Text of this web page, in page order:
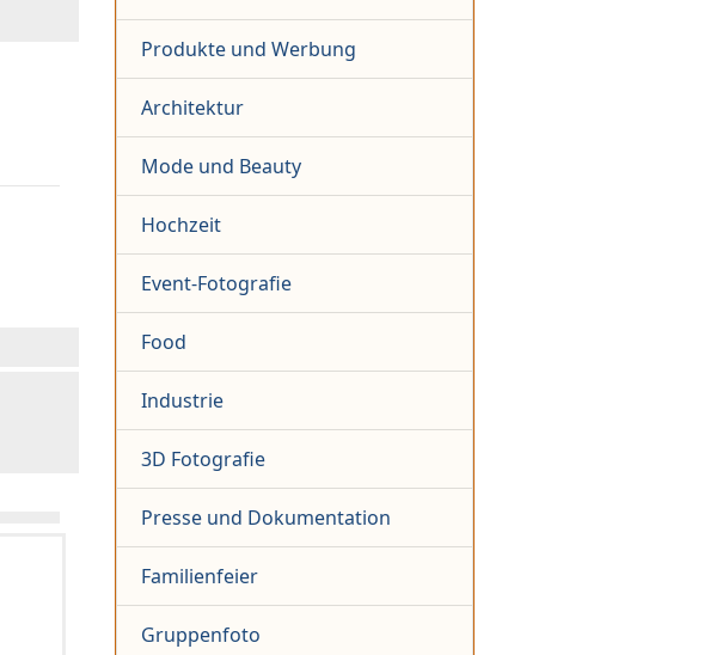
Produkte und Werbung
Architektur
Mode und Beauty
Hochzeit
Event-Fotografie
Food
Industrie
3D Fotografie
Presse und Dokumentation
Familienfeier
Gruppenfoto